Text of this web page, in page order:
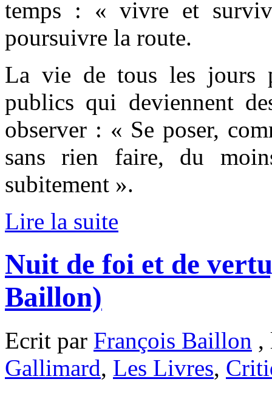
temps : « vivre et
poursuivre la route.
La vie de tous les jours
publics qui deviennent
observer : « Se poser,
sans rien faire, du
subitement ».
Lire la suite
Nuit de foi et de
Baillon)
Ecrit par François Baillon ,
Gallimard, Les Livres,